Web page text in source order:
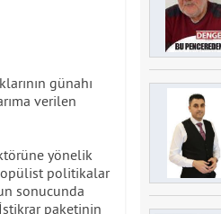
günahı
verilen
yönelik
politikalar
sonucunda
paketinin